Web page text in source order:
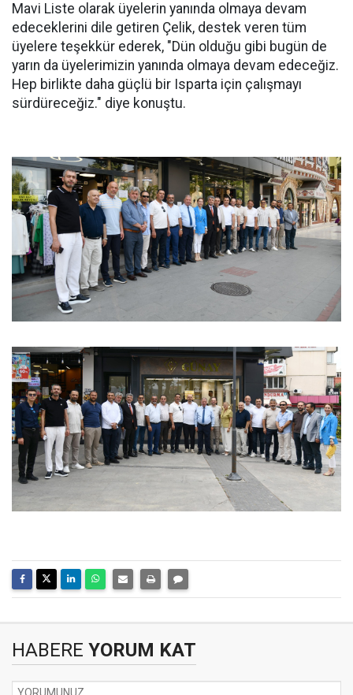
Mavi Liste olarak üyelerin yanında olmaya devam
edeceklerini dile getiren Çelik, destek veren tüm
üyelere teşekkür ederek, "Dün olduğu gibi bugün de
yarın da üyelerimizin yanında olmaya devam edeceğiz.
Hep birlikte daha güçlü bir Isparta için çalışmayı
sürdüreceğiz." diye konuştu.
HABERE YORUM KAT